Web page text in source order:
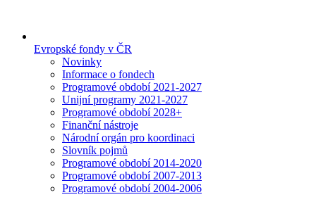
Evropské fondy v ČR
Novinky
Informace o fondech
Programové období 2021-2027
Unijní programy 2021-2027
Programové období 2028+
Finanční nástroje
Národní orgán pro koordinaci
Slovník pojmů
Programové období 2014-2020
Programové období 2007-2013
Programové období 2004-2006